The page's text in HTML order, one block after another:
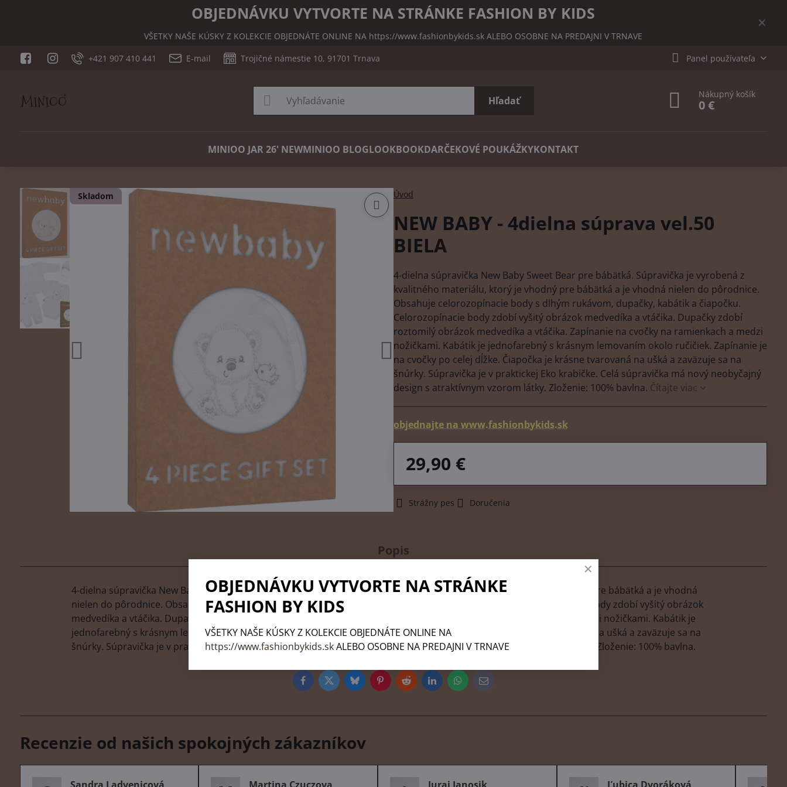
✕
OBJEDNÁVKU VYTVORTE NA STRÁNKE FASHION BY KIDS
VŠETKY NAŠE KÚSKY Z KOLEKCIE OBJEDNÁTE ONLINE NA https://www.fashionbykids.sk ALEBO OSOBNE NA PREDAJNI V TRNAVE
+421 907 410 441
E-mail Trojičné námestie 10, 91701 Trnava Panel používateľa
Hľadať
Nákupný košík
0 €
MINIOO JAR 26' NEWMINIOO BLOGLOOKBOOKDARČEKOVÉ POUKÁŽKYKONTAKT
Skladom Úvod
NEW BABY - 4dielna súprava vel.50
BIELA
4-dielna súpravička New Baby Sweet Bear pre bábätká. Súpravička je vyrobená z
kvalitného materiálu, ktorý je vhodný pre bábätká a je vhodná nielen do pôrodnice.
Obsahuje celorozopínacie body s dlhým rukávom, dupačky, kabátik a čiapočku.
Celorozopínacie body zdobí vyšitý obrázok medvedíka a vtáčika. Dupačky zdobí
roztomilý obrázok medvedíka a vtáčika. Zapínanie na cvočky na ramienkach a medzi
nožičkami. Kabátik je jednofarebný s krásnym lemovaním okolo ručičiek. Zapínanie je
na cvočky po celej dĺžke. Čiapočka je krásne tvarovaná na ušká a zaväzuje sa na
šnúrky. Súpravička je v praktickej Eko krabičke. Celá súpravička má nový neobyčajný
design s atraktívnym vzorom látky. Zloženie: 100% bavlna. Čítajte viac
objednajte na www.fashionbykids.sk
29,90 €
Strážny pes Doručenia
Popis
4-dielna súpravička New Baby Sweet Bear pre bábätká. Súpravička je vyrobená z kvalitného materiálu, ktorý je vhodný pre bábätká a je vhodná
nielen do pôrodnice. Obsahuje celorozopínacie body s dlhým rukávom, dupačky, kabátik a čiapočku. Celorozopínacie body zdobí vyšitý obrázok
medvedíka a vtáčika. Dupačky zdobí roztomilý obrázok medvedíka a vtáčika. Zapínanie na cvočky na ramienkach a medzi nožičkami. Kabátik je
jednofarebný s krásnym lemovaním okolo ručičiek. Zapínanie je na cvočky po celej dĺžke. Čiapočka je krásne tvarovaná na ušká a zaväzuje sa na
šnúrky. Súpravička je v praktickej Eko krabičke. Celá súpravička má nový neobyčajný design s atraktívnym vzorom látky. Zloženie: 100% bavlna.
FacebookTwitterBlueskyPinterestRedditLinkedInWhatsApp
E-
Recenzie od našich spokojných zákazníkov
OBJEDNÁVKU VYTVORTE NA STRÁNKE
FASHION BY KIDS
VŠETKY NAŠE KÚSKY Z KOLEKCIE OBJEDNÁTE ONLINE NA
https://www.fashionbykids.skALEBO OSOBNE NA PREDAJNI V TRNAVE